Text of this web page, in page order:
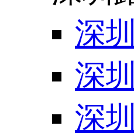
深
深
深